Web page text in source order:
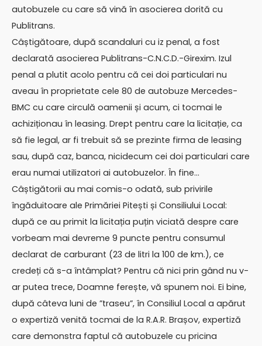
autobuzele cu care să vină în asocierea dorită cu
Publitrans.
Câștigătoare, după scandaluri cu iz penal, a fost
declarată asocierea Publitrans-C.N.C.D.-Girexim. Izul
penal a plutit acolo pentru că cei doi particulari nu
aveau în proprietate cele 80 de autobuze Mercedes-
BMC cu care circulă oamenii și acum, ci tocmai le
achiziționau în leasing. Drept pentru care la licitație, ca
să fie legal, ar fi trebuit să se prezinte firma de leasing
sau, după caz, banca, nicidecum cei doi particulari care
erau numai utilizatori ai autobuzelor. În fine…
Câștigătorii au mai comis-o odată, sub privirile
îngăduitoare ale Primăriei Pitești și Consiliului Local:
după ce au primit la licitația puțin viciată despre care
vorbeam mai devreme 9 puncte pentru consumul
declarat de carburant (23 de litri la 100 de km.), ce
credeți că s-a întâmplat? Pentru că nici prin gând nu v-
ar putea trece, Doamne ferește, vă spunem noi. Ei bine,
după câteva luni de ”traseu”, în Consiliul Local a apărut
o expertiză venită tocmai de la R.A.R. Brașov, expertiză
care demonstra faptul că autobuzele cu pricina